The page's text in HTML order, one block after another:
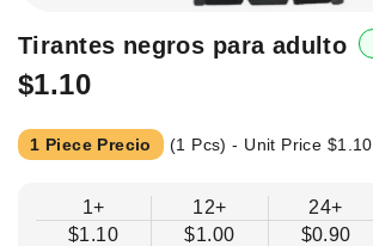
Saltar
principio
la
galería
imágenes.
Tirantes negros para adulto
$1.10
1 Piece Precio (1 Pcs) - Unit Price $1.10
1+
$1.10
12+
$1.00
24+
$0.90